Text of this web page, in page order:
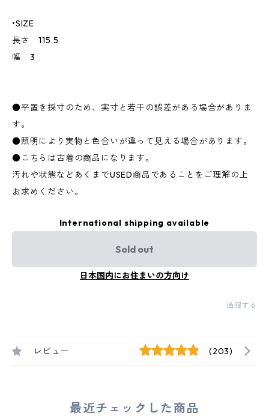
•SIZE
長さ 115.5
幅 3
●平置き採寸のため、実寸と若干の誤差がある場合がありま
す。
●照明により実物と色合いが違って見える場合があります。
●こちらは古着の商品になります。
汚れや状態などあくまでUSED商品であることをご理解の上
お求めください。
International shipping available
Sold out
日本国内にお住まいの方向け
通報する
レビュー (203)
最近チェックした商品